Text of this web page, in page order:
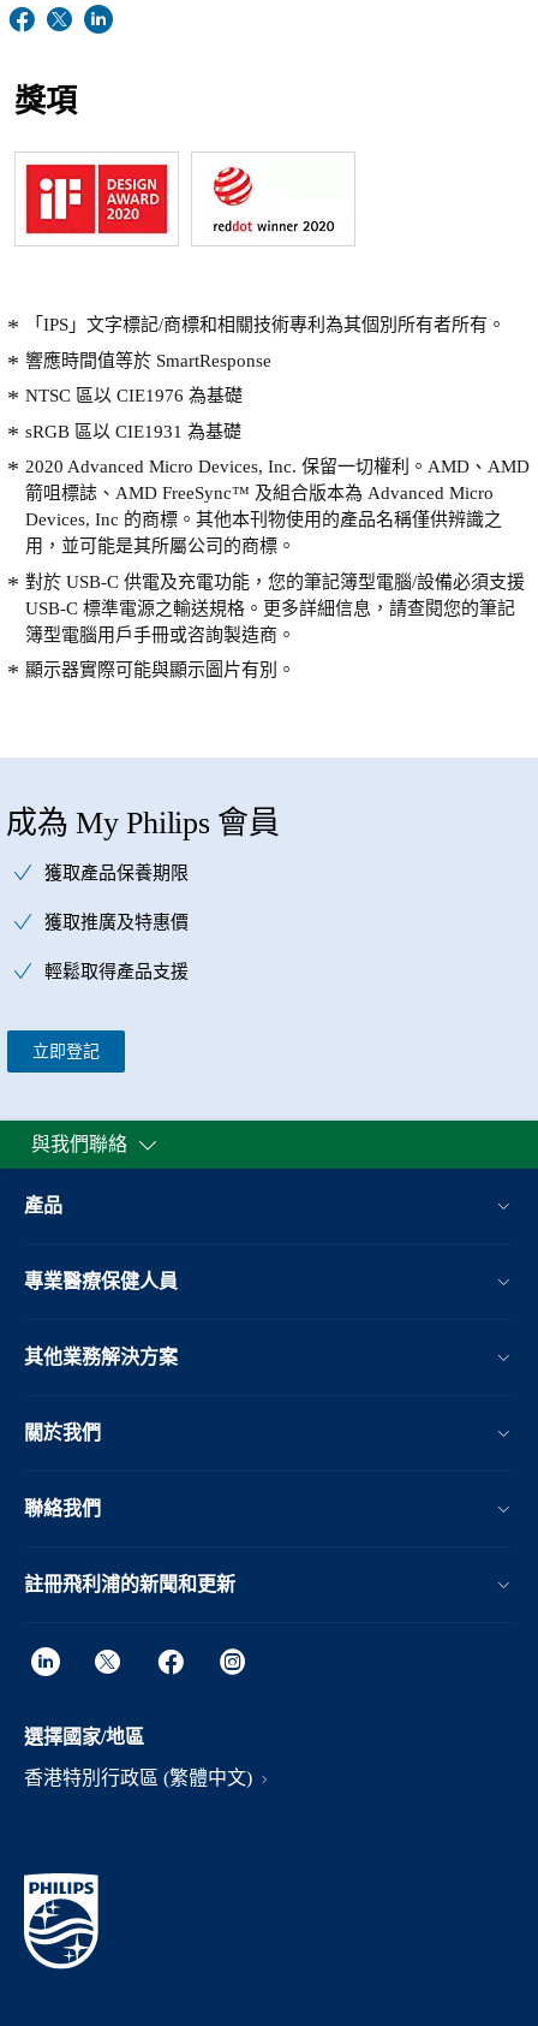
獎項
「IPS」文字標記/商標和相關技術專利為其個別所有者所有。
響應時間值等於 SmartResponse
NTSC 區以 CIE1976 為基礎
sRGB 區以 CIE1931 為基礎
2020 Advanced Micro Devices, Inc. 保留一切權利。AMD、AMD
箭咀標誌、AMD FreeSync™ 及組合版本為 Advanced Micro
Devices, Inc 的商標。其他本刊物使用的產品名稱僅供辨識之
用，並可能是其所屬公司的商標。
對於 USB-C 供電及充電功能，您的筆記簿型電腦/設備必須支援
USB-C 標準電源之輸送規格。更多詳細信息，請查閱您的筆記
簿型電腦用戶手冊或咨詢製造商。
顯示器實際可能與顯示圖片有別。
成為 My Philips 會員
獲取產品保養期限
獲取推廣及特惠價
輕鬆取得產品支援
立即登記
與我們聯絡
產品
專業醫療保健人員
其他業務解決方案​
關於我們
聯絡我們
註冊飛利浦的新聞和更新
選擇國家/地區
香港特別行政區 (繁體中文)